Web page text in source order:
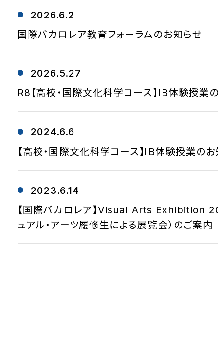
2026.6.2
国際バカロレア教育フォーラムのお知らせ
2026.5.27
R8【高校・国際文化科学コース】IB体験授業
2024.6.6
【高校・国際文化科学コース】IB体験授業の
2023.6.14
【国際バカロレア】Visual Arts Exhibition
ュアル・アーツ履修生による展覧会）のご案内